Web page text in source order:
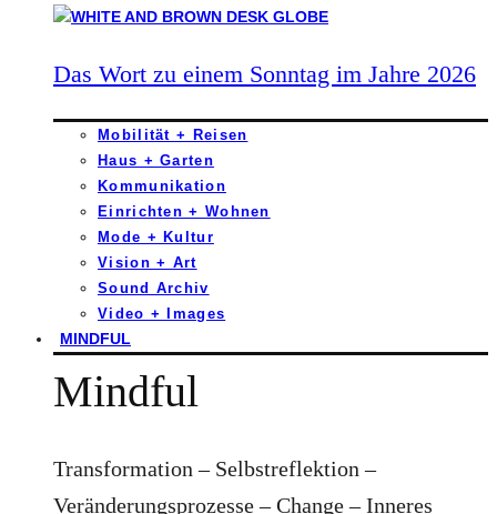
Das Wort zu einem Sonntag im Jahre 2026
Mobilität + Reisen
Haus + Garten
Kommunikation
Einrichten + Wohnen
Mode + Kultur
Vision + Art
Sound Archiv
Video + Images
MINDFUL
Mindful
Transformation – Selbstreflektion –
Veränderungsprozesse – Change – Inneres